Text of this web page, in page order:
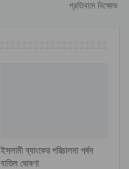
প্রতিবাদে বিক্ষোভ
ইসলামী ব্যাংকের পরিচালনা পর্ষদ
বাতিল ঘোষণা